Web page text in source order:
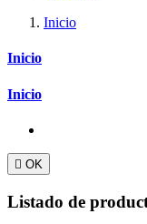
Inicio
Inicio
Inicio
 OK
Listado de